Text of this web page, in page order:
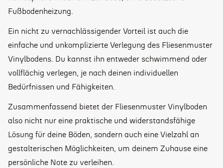
Fußbodenheizung.
Ein nicht zu vernachlässigender Vorteil ist auch die
einfache und unkomplizierte Verlegung des Fliesenmuster
Vinylbodens. Du kannst ihn entweder schwimmend oder
vollflächig verlegen, je nach deinen individuellen
Bedürfnissen und Fähigkeiten.
Zusammenfassend bietet der Fliesenmuster Vinylboden
also nicht nur eine praktische und widerstandsfähige
Lösung für deine Böden, sondern auch eine Vielzahl an
gestalterischen Möglichkeiten, um deinem Zuhause eine
persönliche Note zu verleihen.